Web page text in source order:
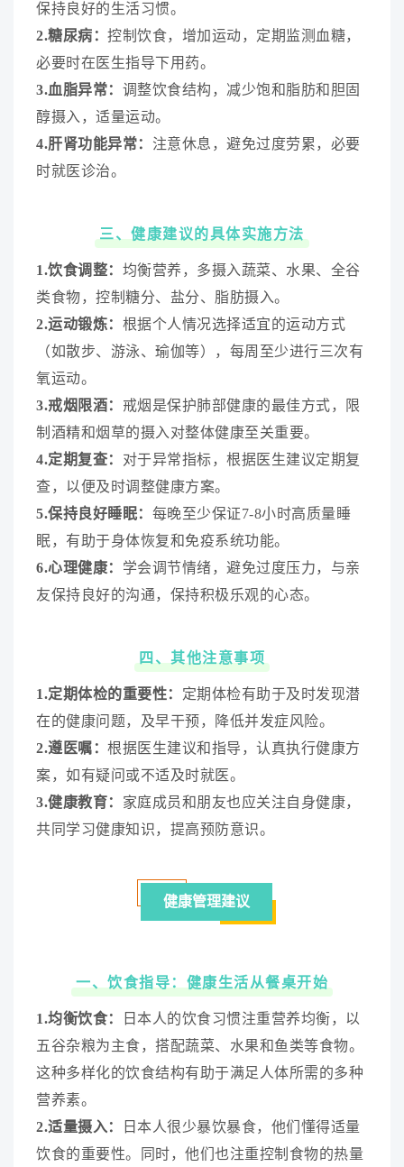
保持良好的生活习惯。
2.糖尿病： 控制饮食，增加运动，定期监测血糖，
必要时在医生指导下用药。
3.血脂异常： 调整饮食结构，减少饱和脂肪和胆固
醇摄入，适量运动。
4.肝肾功能异常： 注意休息，避免过度劳累，必要
时就医诊治。
三、健康建议的具体实施方法
1.饮食调整： 均衡营养，多摄入蔬菜、水果、全谷
类食物，控制糖分、盐分、脂肪摄入。
2.运动锻炼： 根据个人情况选择适宜的运动方式
（如散步、游泳、瑜伽等），每周至少进行三次有
氧运动。
3.戒烟限酒： 戒烟是保护肺部健康的最佳方式，限
制酒精和烟草的摄入对整体健康至关重要。
4.定期复查： 对于异常指标，根据医生建议定期复
查，以便及时调整健康方案。
5.保持良好睡眠： 每晚至少保证7-8小时高质量睡
眠，有助于身体恢复和免疫系统功能。
6.心理健康： 学会调节情绪，避免过度压力，与亲
友保持良好的沟通，保持积极乐观的心态。
四、其他注意事项
1.定期体检的重要性： 定期体检有助于及时发现潜
在的健康问题，及早干预，降低并发症风险。
2.遵医嘱： 根据医生建议和指导，认真执行健康方
案，如有疑问或不适及时就医。
3.健康教育： 家庭成员和朋友也应关注自身健康，
共同学习健康知识，提高预防意识。
健康管理建议
一、饮食指导：健康生活从餐桌开始
1.均衡饮食：
日本人的饮食习惯注重营养均衡，以
五谷杂粮为主食，搭配蔬菜、水果和鱼类等食物。
这种多样化的饮食结构有助于满足人体所需的多种
营养素。
2.适量摄入：
日本人很少暴饮暴食，他们懂得适量
饮食的重要性。同时，他们也注重控制食物的热量